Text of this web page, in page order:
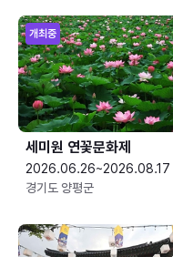
개최중
세미원 연꽃문화제
2026.06.26~2026.08.17
경기도 양평군